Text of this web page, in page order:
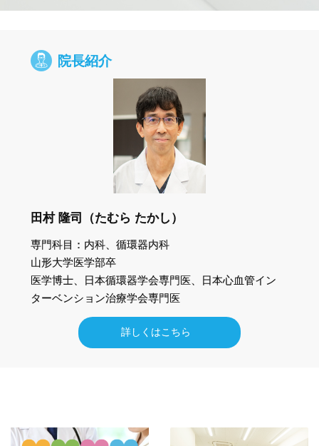
院長紹介
田村 隆司（たむら たかし）
専門科目：内科、循環器内科
山形大学医学部卒
医学博士、日本循環器学会専門医、日本心血管イン
ターベンション治療学会専門医
詳しくはこちら